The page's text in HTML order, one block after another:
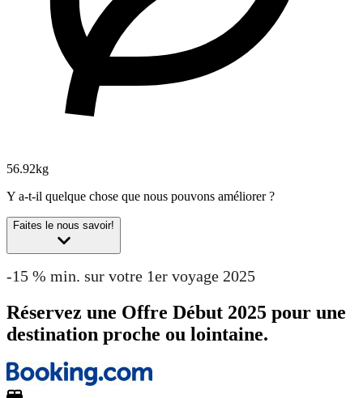
56.92kg
Y a-t-il quelque chose que nous pouvons améliorer ?
Faites le nous savoir!
-15 % min. sur votre 1er voyage 2025
Réservez une Offre Début 2025 pour une
destination proche ou lointaine.